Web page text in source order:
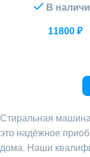
В
11800 ₽
Стиральная машина
это надёжное
дома. Наши